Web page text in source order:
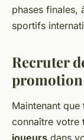
phases finales,
sportifs
Recruter
Maintenant
connaître votre
joueurs dans